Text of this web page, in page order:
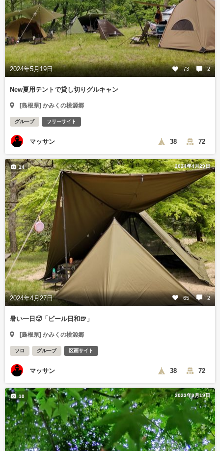
2024年5月19日 73 2
New夏用テントで貸し切りグルキャン
[島根県] かみくの桃源郷
グループ フリーサイト
マッサン 38 72
2024年4月29日
2024年4月27日 65 2
14
暑い一日🥵「ビール日和🍺」
[島根県] かみくの桃源郷
ソロ グループ 区画サイト
マッサン 38 72
2023年9月19日
10